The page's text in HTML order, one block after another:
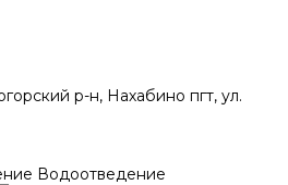
р-н, Нахабино пгт, ул.
Водоотведение